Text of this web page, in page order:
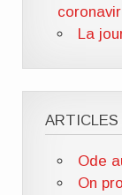
La
ARTICLES
Ode
On